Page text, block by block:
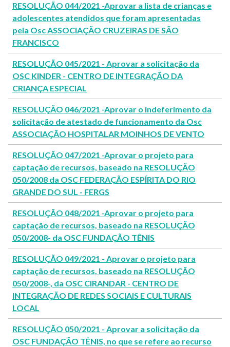
RESOLUÇÃO 044/2021 -Aprovar a lista de crianças e
adolescentes atendidos que foram apresentadas
pela Osc ASSOCIAÇÃO CRUZEIRAS DE SÃO
FRANCISCO
RESOLUÇÃO 045/2021 - Aprovar a solicitação da
OSC KINDER - CENTRO DE INTEGRAÇÃO DA
CRIANÇA ESPECIAL
RESOLUÇÃO 046/2021 -Aprovar o indeferimento da
solicitação de atestado de funcionamento da Osc
ASSOCIAÇÃO HOSPITALAR MOINHOS DE VENTO
RESOLUÇÃO 047/2021 -Aprovar o projeto para
captação de recursos, baseado na RESOLUÇÃO
050/2008 da OSC FEDERAÇÃO ESPÍRITA DO RIO
GRANDE DO SUL - FERGS
RESOLUÇÃO 048/2021 -Aprovar o projeto para
captação de recursos, baseado na RESOLUÇÃO
050/2008- da OSC FUNDAÇÃO TÊNIS
RESOLUÇÃO 049/2021 - Aprovar o projeto para
captação de recursos, baseado na RESOLUÇÃO
050/2008-, da OSC CIRANDAR - CENTRO DE
INTEGRAÇÃO DE REDES SOCIAIS E CULTURAIS
LOCAL
RESOLUÇÃO 050/2021 - Aprovar a solicitação da
OSC FUNDAÇÃO TÊNIS, no que se refere ao recurso